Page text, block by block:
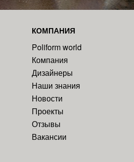
КОМПАНИЯ
Poliform world
Компания
Дизайнеры
Наши знания
Новости
Проекты
Отзывы
Вакансии